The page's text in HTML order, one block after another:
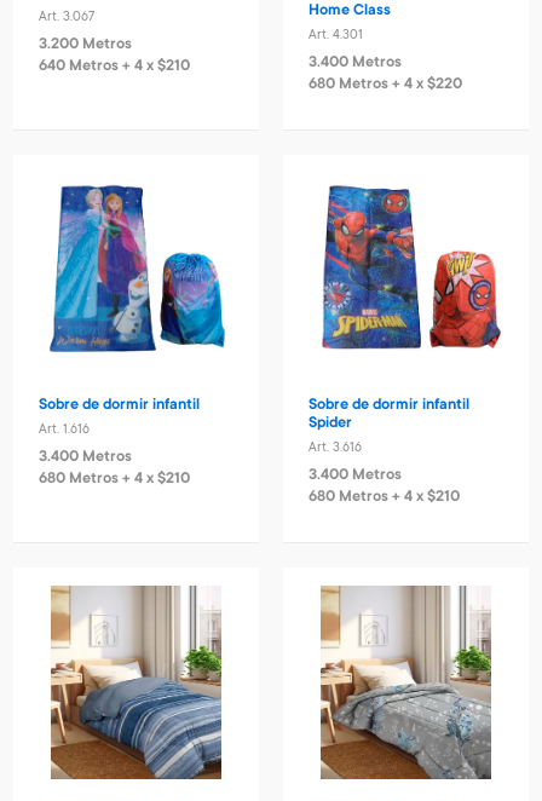
Art. 3.067
3.200 Metros
640 Metros + 4 x $210
Home Class
Art. 4.301
3.400 Metros
680 Metros + 4 x $220
Sobre de dormir infantil
Art. 1.616
3.400 Metros
680 Metros + 4 x $210
Sobre de dormir infantil
Spider
Art. 3.616
3.400 Metros
680 Metros + 4 x $210